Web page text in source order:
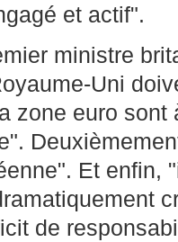
et actif".
ministre
Uni
zone euro sont
Et enfin,
de